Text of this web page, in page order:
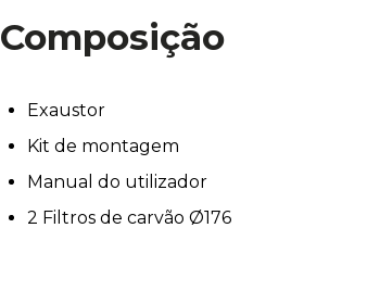
Composição
Exaustor
Kit de montagem
Manual do utilizador
2 Filtros de carvão Ø176